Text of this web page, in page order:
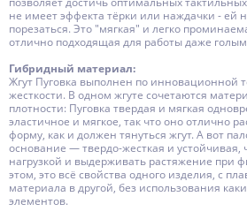
не имеет эффекта тёрки или наждачки - ей
порезаться. Это "мягкая" и легко
отлично подходящая для работы даже
Гибридный материал:
Жгут Пуговка выполнен по инновационной
жесткости. В одном жгуте сочетаются
плотности: Пуговка твердая и мягкая
эластичное и мягкое, так что оно отлично
форму, как и должен тянуться жгут. А вот
основание — твердо-жесткая и
нагрузкой и выдерживать растяжение при
этом, это всё свойства одного изделия, с
материала в другой, без использования
элементов.